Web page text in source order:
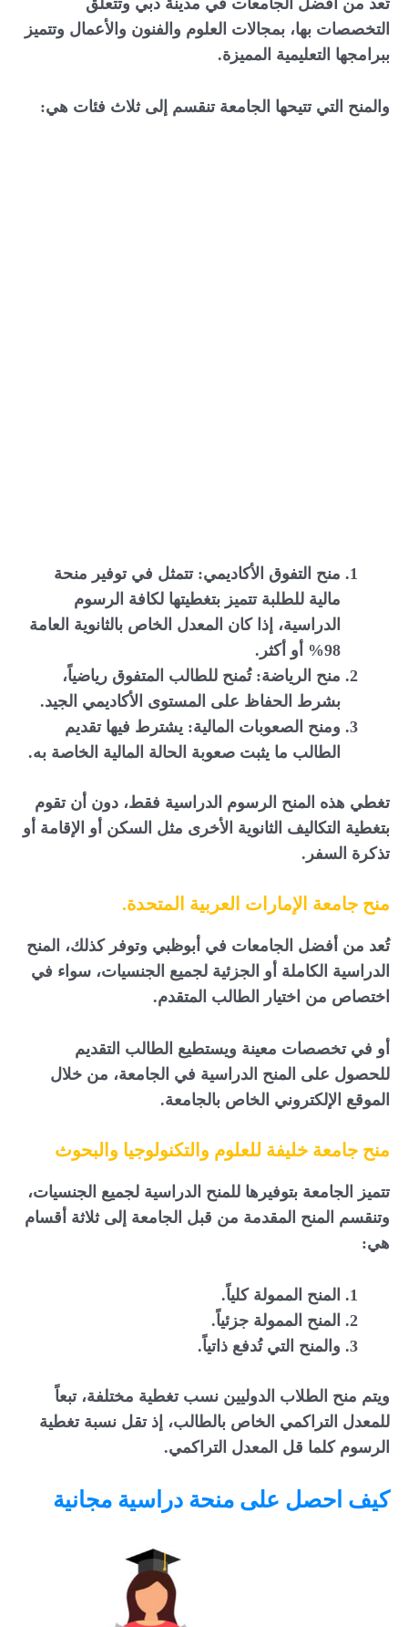
التخصصات بها، بمجالات العلوم والفنون والأعمال وتتميز
ببرامجها التعليمية المميزة.
والمنح التي تتيحها الجامعة تنقسم إلى ثلاث فئات هي:
منح التفوق الأكاديمي: تتمثل في توفير منحة
مالية للطلبة تتميز بتغطيتها لكافة الرسوم
الدراسية، إذا كان المعدل الخاص بالثانوية العامة
98% أو أكثر.
منح الرياضة: تُمنح للطالب المتفوق رياضياً،
بشرط الحفاظ على المستوى الأكاديمي الجيد.
ومنح الصعوبات المالية: يشترط فيها تقديم
الطالب ما يثبت صعوبة الحالة المالية الخاصة به.
تغطي هذه المنح الرسوم الدراسية فقط، دون أن تقوم
بتغطية التكاليف الثانوية الأخرى مثل السكن أو الإقامة أو
تذكرة السفر.
منح جامعة الإمارات العربية المتحدة.
تُعد من أفضل الجامعات في أبوظبي وتوفر كذلك، المنح
الدراسية الكاملة أو الجزئية لجميع الجنسيات، سواء في
اختصاص من اختيار الطالب المتقدم.
أو في تخصصات معينة ويستطيع الطالب التقديم
للحصول على المنح الدراسية في الجامعة، من خلال
الموقع الإلكتروني الخاص بالجامعة.
منح جامعة خليفة للعلوم والتكنولوجيا والبحوث
تتميز الجامعة بتوفيرها للمنح الدراسية لجميع الجنسيات،
وتنقسم المنح المقدمة من قبل الجامعة إلى ثلاثة أقسام
هي:
المنح الممولة كلياً.
المنح الممولة جزئياً.
والمنح التي تُدفع ذاتياً.
ويتم منح الطلاب الدوليين نسب تغطية مختلفة، تبعاً
للمعدل التراكمي الخاص بالطالب، إذ تقل نسبة تغطية
الرسوم كلما قل المعدل التراكمي.
كيف احصل على منحة دراسية مجانية